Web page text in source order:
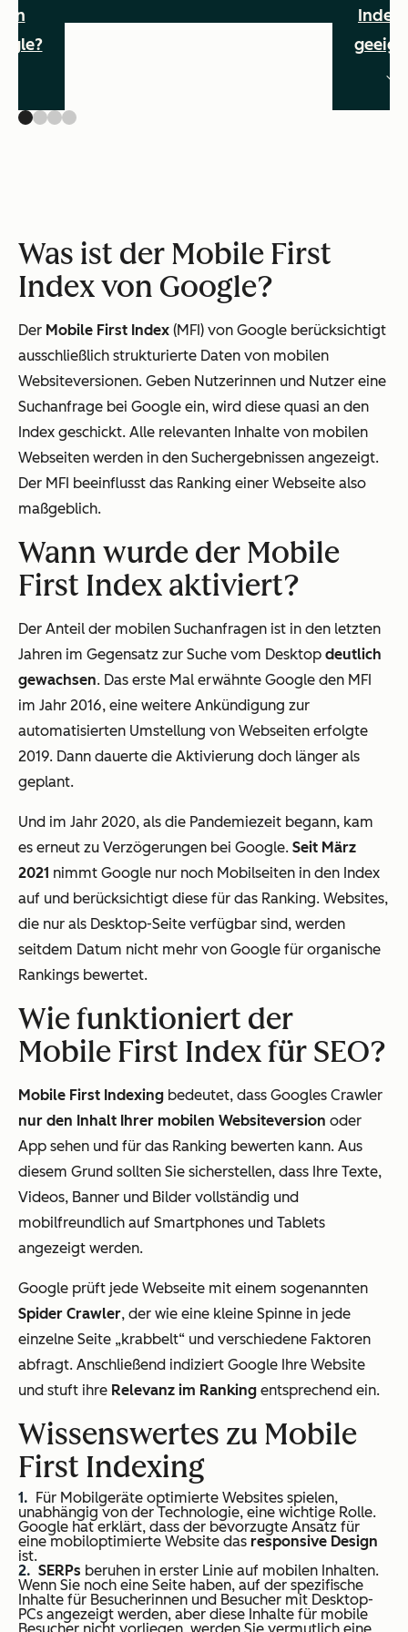
Was ist der Mobile First
Index von Google?
Der Mobile First Index (MFI) von Google berücksichtigt
ausschließlich strukturierte Daten von mobilen
Websiteversionen. Geben Nutzerinnen und Nutzer eine
Suchanfrage bei Google ein, wird diese quasi an den
Index geschickt. Alle relevanten Inhalte von mobilen
Webseiten werden in den Suchergebnissen angezeigt.
Der MFI beeinflusst das Ranking einer Webseite also
maßgeblich.
Wann wurde der Mobile
First Index aktiviert?
Der Anteil der mobilen Suchanfragen ist in den letzten
Jahren im Gegensatz zur Suche vom Desktop deutlich
gewachsen. Das erste Mal erwähnte Google den MFI
im Jahr 2016, eine weitere Ankündigung zur
automatisierten Umstellung von Webseiten erfolgte
2019. Dann dauerte die Aktivierung doch länger als
geplant.
Und im Jahr 2020, als die Pandemiezeit begann, kam
es erneut zu Verzögerungen bei Google. Seit März
2021 nimmt Google nur noch Mobilseiten in den Index
auf und berücksichtigt diese für das Ranking. Websites,
die nur als Desktop-Seite verfügbar sind, werden
seitdem Datum nicht mehr von Google für organische
Rankings bewertet.
Wie funktioniert der
Mobile First Index für SEO?
Mobile First Indexing bedeutet, dass Googles Crawler
nur den Inhalt Ihrer mobilen Websiteversion oder
App sehen und für das Ranking bewerten kann. Aus
diesem Grund sollten Sie sicherstellen, dass Ihre Texte,
Videos, Banner und Bilder vollständig und
mobilfreundlich auf Smartphones und Tablets
angezeigt werden.
Google prüft jede Webseite mit einem sogenannten
Spider Crawler, der wie eine kleine Spinne in jede
einzelne Seite „krabbelt“ und verschiedene Faktoren
abfragt. Anschließend indiziert Google Ihre Website
und stuft ihre Relevanz im Ranking entsprechend ein.
Wissenswertes zu Mobile
First Indexing
Für Mobilgeräte optimierte Websites spielen,
unabhängig von der Technologie, eine wichtige Rolle.
Google hat erklärt, dass der bevorzugte Ansatz für
eine mobiloptimierte Website das responsive Design
ist.
SERPs beruhen in erster Linie auf mobilen Inhalten.
Wenn Sie noch eine Seite haben, auf der spezifische
Inhalte für Besucherinnen und Besucher mit Desktop-
PCs angezeigt werden, aber diese Inhalte für mobile